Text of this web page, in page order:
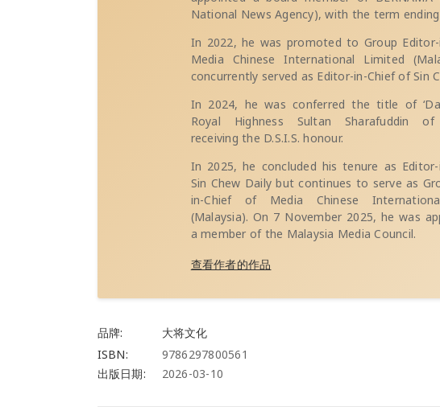
National News Agency), with the term ending
In 2022, he was promoted to Group
Media Chinese International Limited
concurrently served as Editor-in-Chief of Sin
In 2024, he was conferred the title of
Royal Highness Sultan Sharafuddin of
receiving the D.S.I.S. honour.
In 2025, he concluded his tenure as
Sin Chew Daily but continues to serve as
in-Chief of Media Chinese
(Malaysia). On 7 November 2025, he was
a member of the Malaysia Media Council.
查看作者的作品
品牌:
大将文化
ISBN:
9786297800561
出版日期:
2026-03-10